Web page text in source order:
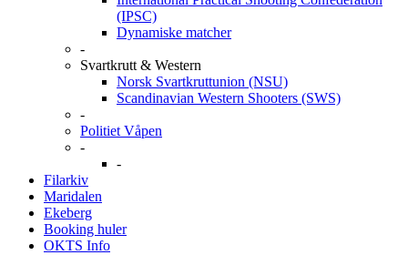
(IPSC)
Dynamiske matcher
-
Svartkrutt & Western
Norsk Svartkruttunion (NSU)
Scandinavian Western Shooters (SWS)
-
Politiet Våpen
-
-
Filarkiv
Maridalen
Ekeberg
Booking huler
OKTS Info